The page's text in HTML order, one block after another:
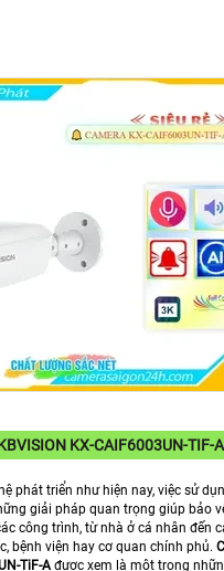
KX-CAIF6003UN-TIF-A
phát triển như hiện nay, việc sử
giải pháp quan trọng giúp bảo
công trình, từ nhà ở cá nhân đến
bệnh viện hay cơ quan chính phủ.
TiF-A được xem là một trong